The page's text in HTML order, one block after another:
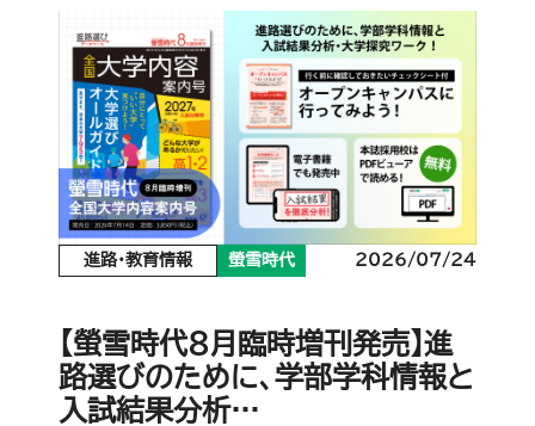
進路・教育情報 螢雪時代 2026/07/24
【螢雪時代8月臨時増刊発売】進
路選びのために、学部学科情報と
入試結果分析…